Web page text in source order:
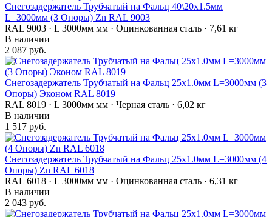
Снегозадержатель Трубчатый на Фальц 40\20х1.5мм
L=3000мм (3 Опоры) Zn RAL 9003
RAL 9003 · L 3000мм мм · Оцинкованная сталь · 7,61 кг
В наличии
2 087 руб.
Снегозадержатель Трубчатый на Фальц 25х1.0мм L=3000мм (3
Опоры) Эконом RAL 8019
RAL 8019 · L 3000мм мм · Черная сталь · 6,02 кг
В наличии
1 517 руб.
Снегозадержатель Трубчатый на Фальц 25х1.0мм L=3000мм (4
Опоры) Zn RAL 6018
RAL 6018 · L 3000мм мм · Оцинкованная сталь · 6,31 кг
В наличии
2 043 руб.